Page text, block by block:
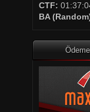
CTF:
BA